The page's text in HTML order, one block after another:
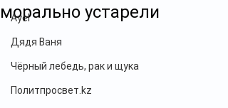
Ayel
Дядя Ваня
Чёрный лебедь, рак и щука
Политпросвет.kz
морально устарели